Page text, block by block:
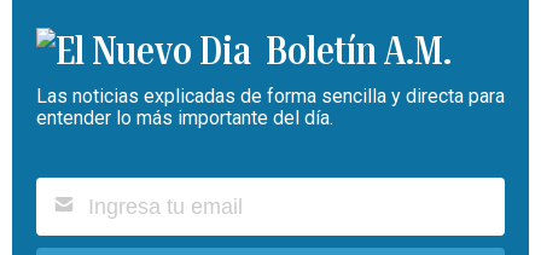
Boletín A.M.
Las noticias explicadas de forma sencilla y directa para
entender lo más importante del día.